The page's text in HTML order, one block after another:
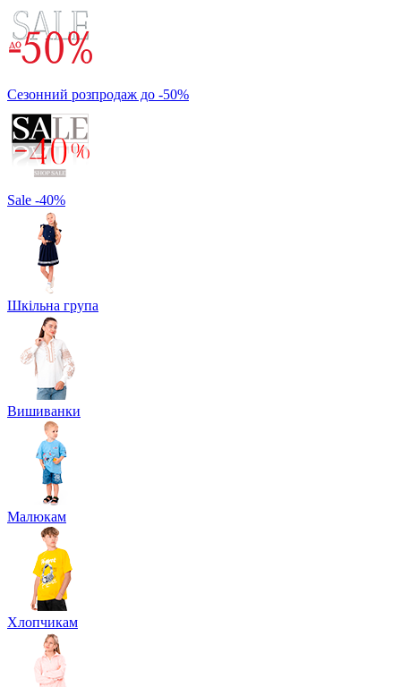
Сезонний розпродаж до -50%
Sale -40%
Шкільна група
Вишиванки
Малюкам
Хлопчикам